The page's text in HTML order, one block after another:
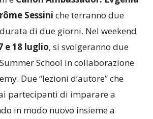
Sessini che terranno due
di due giorni. Nel weekend
e 18 luglio, si svolgeranno due
School in collaborazione
Due “lezioni d’autore” che
partecipanti di imparare a
in modo nuovo insieme a